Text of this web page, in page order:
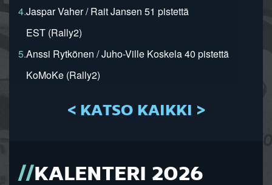
4.Jaspar Vaher / Rait Jansen 51 pistettä
EST (Rally2)
5.Anssi Rytkönen / Juho-Ville Koskela 40 pistettä
KoMoKe (Rally2)
< KATSO KAIKKI >
KALENTERI 2026